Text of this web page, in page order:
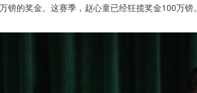
镑的奖金。这赛季，赵心童已经狂揽奖金100万镑。